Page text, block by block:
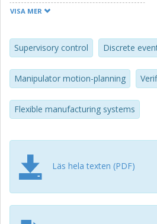
for each operation state a
states. The automatic generation
procedure, where a non-blocking
supervisor is generated based on
guards are computed by binary
means that complex systems can
generating comprehensible
VISA MER
Supervisory control Discrete
Manipulator motion-planning
Flexible manufacturing systems
Läs hela texten (PDF)